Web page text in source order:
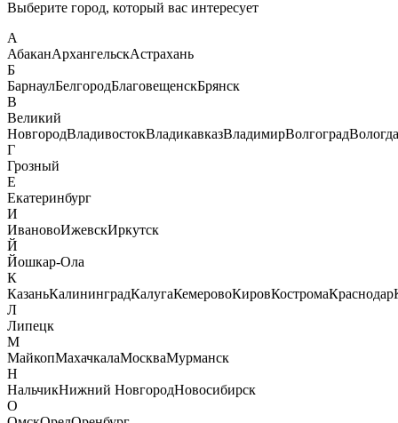
Выберите город, который вас интересует
А
АбаканАрхангельскАстрахань
Б
БарнаулБелгородБлаговещенскБрянск
В
Великий
НовгородВладивостокВладикавказВладимирВолгоградВологда
Г
Грозный
Е
Екатеринбург
И
ИвановоИжевскИркутск
Й
Йошкар-Ола
К
КазаньКалининградКалугаКемеровоКировКостромаКраснодар
Л
Липецк
М
МайкопМахачкалаМоскваМурманск
Н
НальчикНижний НовгородНовосибирск
О